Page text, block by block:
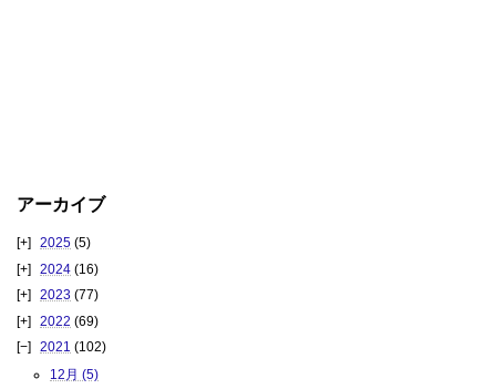
アーカイブ
2025 (5)
2024 (16)
2023 (77)
2022 (69)
2021 (102)
12月 (5)